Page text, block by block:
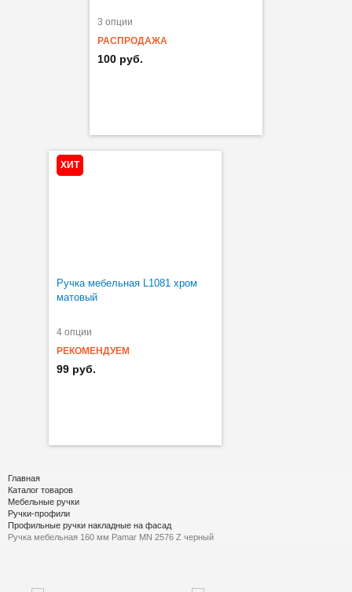
3 опции
РАСПРОДАЖА
100 руб.
ХИТ
Ручка мебельная L1081 хром
матовый
4 опции
РЕКОМЕНДУЕМ
99 руб.
Главная
Каталог товаров
Мебельные ручки
Ручки-профили
Профильные ручки накладные на фасад
Ручка мебельная 160 мм Pamar MN 2576 Z черный